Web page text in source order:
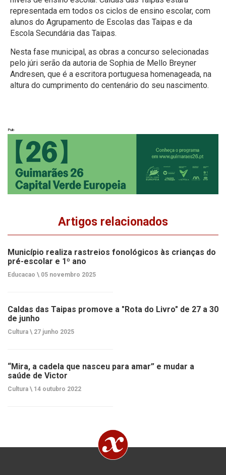
representada em todos os ciclos de ensino escolar, com
alunos do Agrupamento de Escolas das Taipas e da
Escola Secundária das Taipas.
Nesta fase municipal, as obras a concurso selecionadas
pelo júri serão da autoria de Sophia de Mello Breyner
Andresen, que é a escritora portuguesa homenageada, na
altura do cumprimento do centenário do seu nascimento.
Pub
Artigos relacionados
Município realiza rastreios fonológicos às crianças do
pré-escolar e 1º ano
Educacao \ 05 novembro 2025
Caldas das Taipas promove a "Rota do Livro" de 27 a 30
de junho
Cultura \ 27 junho 2025
“Mira, a cadela que nasceu para amar” e mudar a
saúde de Victor
Cultura \ 14 outubro 2022